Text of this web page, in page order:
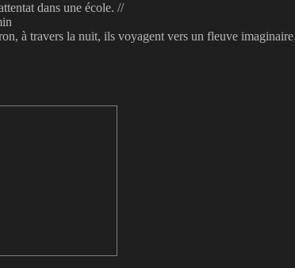
dans une école. //
à travers la nuit, ils voyagent vers un fleuve